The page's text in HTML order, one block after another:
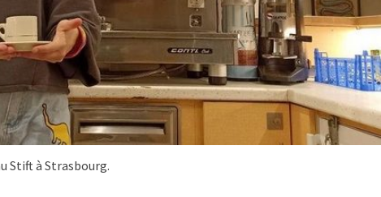
Stift à Strasbourg.